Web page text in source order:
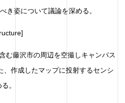
き姿について議論を深める。
む藤沢市の周辺を空撮しキャンパス
、作成したマップに投射するセンシ
。